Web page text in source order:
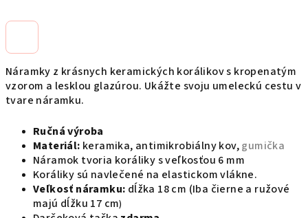
Náramky z krásnych keramických korálikov s kropenatým
vzorom a lesklou glazúrou. Ukážte svoju umeleckú cestu v
tvare náramku.
Ručná výroba
Materiál: keramika, antimikrobiálny kov,gumička
Náramok tvoria koráliky s veľkosťou 6 mm
Koráliky sú navlečené na elastickom vlákne.
Veľkosť náramku: dĺžka 18 cm (Iba čierne a ružové
majú dĺžku 17 cm)